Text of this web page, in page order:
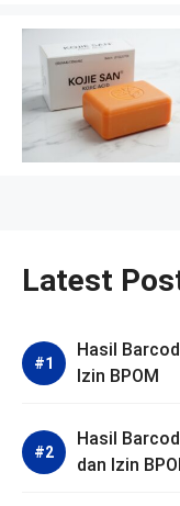
Latest
Hasil
Izin BPOM
Hasil
dan Izin